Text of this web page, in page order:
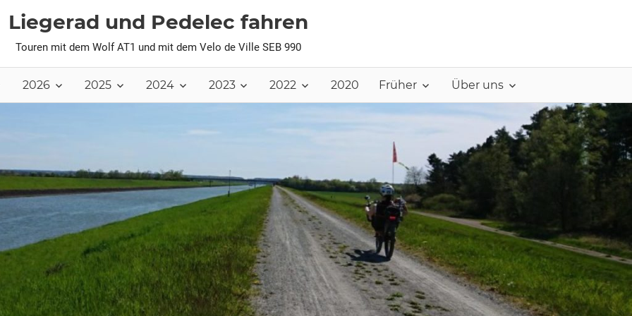
Liegerad und Pedelec fahren
Touren mit dem Wolf AT1 und mit dem Velo de Ville SEB 990
2026 2025 2024 2023 2022 2020 Früher Über uns